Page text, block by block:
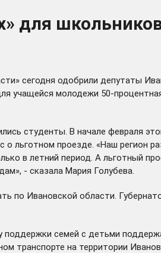
для
сегодня одобрили депутаты
учащейся молодежи 50-
студенты. В начале февраля
льготном проезде. «Наш регион
в летний период. А льготный
- сказала Мария Голубева.
по Ивановской области.
семей с детьми
транспорте на территории